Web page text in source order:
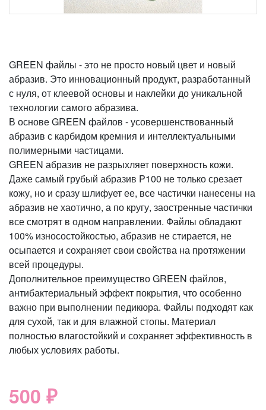
GREEN файлы - это не просто новый цвет и новый
абразив. Это инновационный продукт, разработанный
с нуля, от клеевой основы и наклейки до уникальной
технологии самого абразива.
В основе GREEN файлов - усовершенствованный
абразив с карбидом кремния и интеллектуальными
полимерными частицами.
GREEN абразив не разрыхляет поверхность кожи.
Даже самый грубый абразив P100 не только срезает
кожу, но и сразу шлифует ее, все частички нанесены на
абразив не хаотично, а по кругу, заостренные частички
все смотрят в одном направлении. Файлы обладают
100% износостойкостью, абразив не стирается, не
осыпается и сохраняет свои свойства на протяжении
всей процедуры.
Дополнительное преимущество GREEN файлов,
антибактериальный эффект покрытия, что особенно
важно при выполнении педикюра. Файлы подходят как
для сухой, так и для влажной стопы. Материал
полностью влагостойкий и сохраняет эффективность в
любых условиях работы.
500 ₽